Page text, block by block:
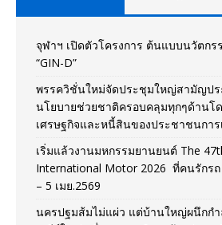
จุฬาฯ เปิดตัวโครงการ ต้นแบบนวัตก
“GIN-D”
พรรควิชั่นใหม่จัดประชุมใหญ่สามัญปร
นโยบายช่วยชาติครอบคลุมทุกๆด้านโ
เศรษฐกิจและหนี้สินของประชาชนการ
เริ่มแล้วงานมหกรรมยานยนต์ The
International Motor 2026 ที่คนรักร
– 5 เมย.2569
นครปฐมส้มไม่แผ่ว แต่บ้านใหญ่ผนึกกำ